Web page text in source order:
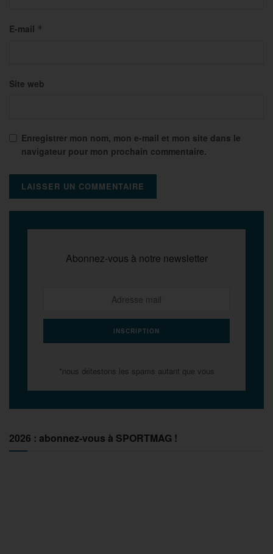
E-mail *
Site web
Enregistrer mon nom, mon e-mail et mon site dans le
navigateur pour mon prochain commentaire.
Abonnez-vous à notre newsletter
*nous détestons les spams autant que vous
2026 : abonnez-vous à SPORTMAG !